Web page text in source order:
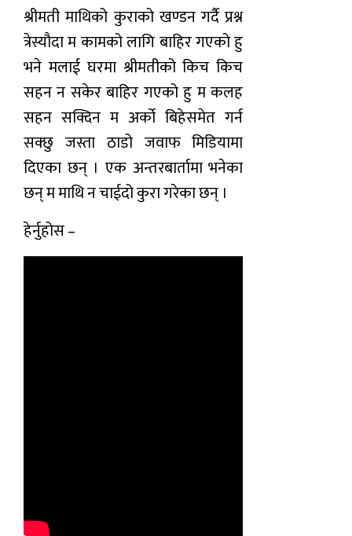
श्रीमती माथिको कुराको खण्डन गर्दै प्रश्न
त्रेस्यौदा म कामको लागि बाहिर गएको हु
भने मलाई घरमा श्रीमतीको किच किच
सहन न सकेर बाहिर गएको हु म कलह
सहन सक्दिन म अर्को बिहेसमेत गर्न
सक्छु जस्ता ठाडो जवाफ मिडियामा
दिएका छन् । एक अन्तरबार्तामा भनेका
छन् म माथि न चाईदो कुरा गरेका छन् ।
हेर्नुहोस –